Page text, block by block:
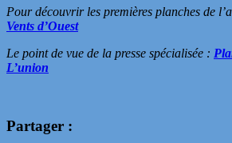
Pour découvrir les premières planches de
Vents d’Ouest
Le point de vue de la presse spécialisée :
L’union
Partager :